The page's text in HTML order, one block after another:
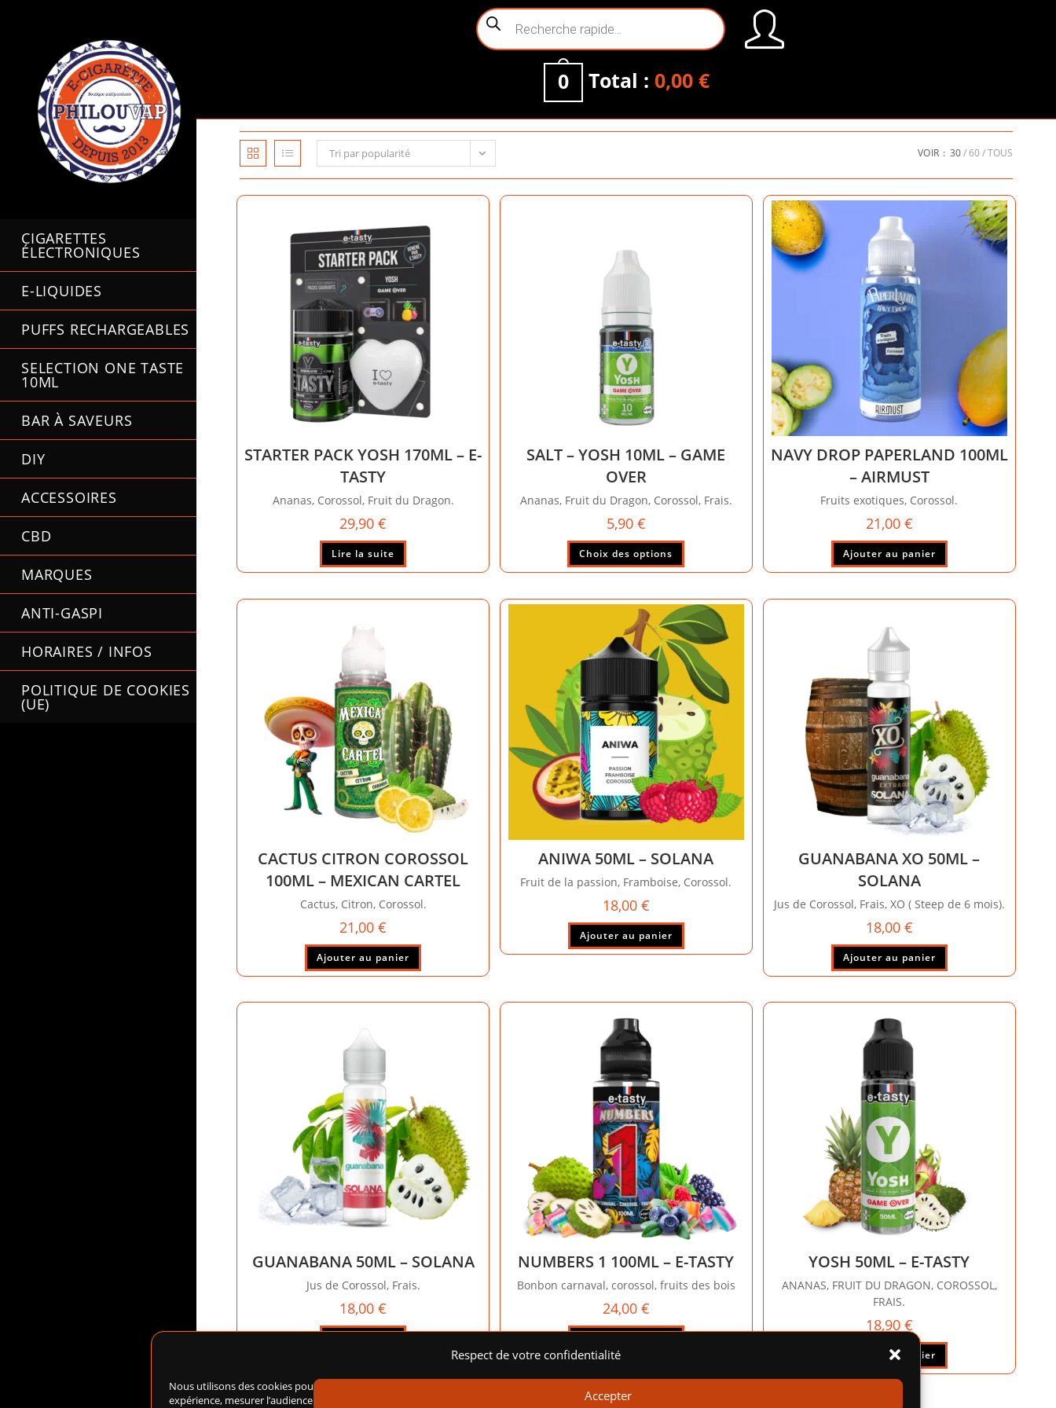
Respect de votre confidentialité
Nous utilisons des cookies pour améliorer votre
expérience, mesurer l’audience du site et proposer
Accepter
Recherche
de
0 Total : 0,00 €
CIGARETTES
ÉLECTRONIQUES
E-LIQUIDES
PUFFS RECHARGEABLES
SELECTION ONE TASTE
10ML
BAR À SAVEURS
DIY
ACCESSOIRES
CBD
MARQUES
ANTI-GASPI
HORAIRES / INFOS
POLITIQUE DE COOKIES
(UE)
Tri par popularité VOIR : 30 60 TOUS
STARTER PACK YOSH 170ML – E-
TASTY
Ananas, Corossol, Fruit du Dragon.
29,90€
Lire la suite
SALT – YOSH 10ML – GAME
OVER
Ananas, Fruit du Dragon, Corossol, Frais.
5,90 €
Choix des options
produit
plusieurs
variations.
Les
options
peuvent
être
choisies
sur
la
page
du
produit
NAVY DROP PAPERLAND 100ML
– AIRMUST
Fruits exotiques, Corossol.
21,00 €
Ajouter au panier
CACTUS CITRON COROSSOL
100ML – MEXICAN CARTEL
Cactus, Citron, Corossol.
21,00€
Ajouter au panier
ANIWA 50ML – SOLANA
Fruit de la passion, Framboise, Corossol.
18,00 €
Ajouter au panier
GUANABANA XO 50ML –
SOLANA
Jus de Corossol, Frais, XO ( Steep de 6 mois).
18,00 €
Ajouter au panier
GUANABANA 50ML – SOLANA
Jus de Corossol, Frais.
18,00€
NUMBERS 1 100ML – E-TASTY
Bonbon carnaval, corossol, fruits des bois
24,00 €
YOSH 50ML – E-TASTY
ANANAS, FRUIT DU DRAGON, COROSSOL,
FRAIS.
18,90 €
Ajouter au panier